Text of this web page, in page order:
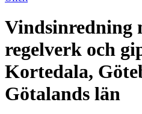
Vindsinredning
regelverk och
Kortedala,
Götalands län